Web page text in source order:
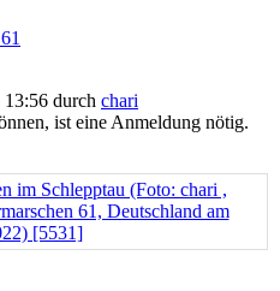
durch chari
ist eine Anmeldung nötig.